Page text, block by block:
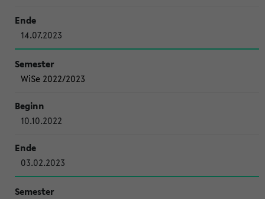
14.07.2023
WiSe 2022/2023
10.10.2022
03.02.2023